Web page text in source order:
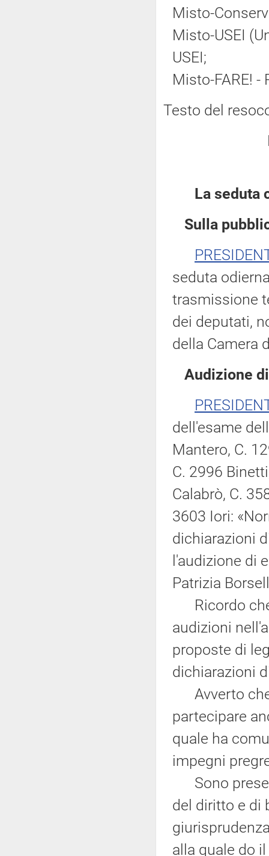
Misto-
Misto-USEI
USEI;
Misto-FARE! -
Testo del
La seduta
Sulla
seduta
trasmissione
dei deputati,
della Camera
Audizione
dell'esame
Mantero, C.
C. 2996
Calabrò, C.
3603 Iori:
dichiarazioni
l'audizione di
Patrizia
Ricordo che
audizioni
proposte di
dichiarazioni
Avverto che
partecipare
quale ha
impegni
Sono
del diritto e di
alla quale do